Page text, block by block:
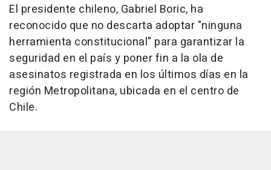
El presidente chileno, Gabriel Boric, ha
reconocido que no descarta adoptar "ninguna
herramienta constitucional" para garantizar la
seguridad en el país y poner fin a la ola de
asesinatos registrada en los últimos días en la
región Metropolitana, ubicada en el centro de
Chile.